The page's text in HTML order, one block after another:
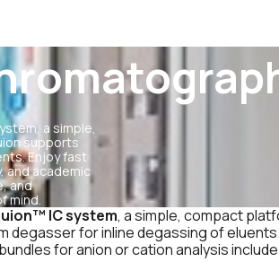
a simple,
supports
Enjoy fast
and academic
and
mind.
IC system, a simple, compact
for inline degassing of
for anion or cation analysis